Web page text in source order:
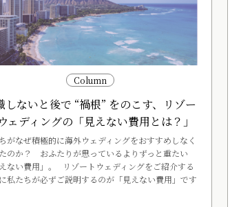
Column
しないと後で “禍根” をのこす、リゾー
ェディングの「見えない費用とは？」
がなぜ積極的に海外ウェディングをおすすめしなく
のか？ おふたりが思っているよりずっと重たい
えない費用」。 リゾートウェディングをご紹介する
私たちが必ずご説明するのが「見えない費用」です